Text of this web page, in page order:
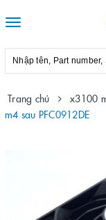
Toggle
Trang chủ x3100
m4 sau PFC0912DE